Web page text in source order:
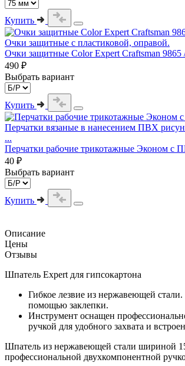
Купить
Очки защитные с пластиковой, оправой.
Очки защитные Color Expert Craftsman 9865
490 ₽
Выбрать вариант
Купить
Перчатки вязаные в нанесением ПВХ
...
Перчатки рабочие трикотажные Эконом с
40 ₽
Выбрать вариант
Купить
Описание
Цены
Отзывы
Шпатель Expert для гипсокартона
Гибкое лезвие из нержавеющей
помощью заклепки.
Инструмент оснащен
ручкой для удобного захвата и
Шпатель из нержавеющей стали шириной
профессиональной двухкомпонентной